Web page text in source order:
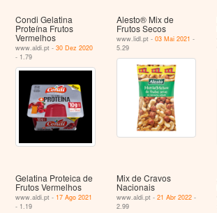
Condi Gelatina
Proteína Frutos
Vermelhos
www.aldi.pt -30 Dez 2020
- 1.79
Alesto® Mix de
Frutos Secos
www.lidl.pt - 03 Mai 2021 -
5.29
Gelatina Proteica de
Frutos Vermelhos
www.aldi.pt - 17 Ago 2021
- 1.19
Mix de Cravos
Nacionais
www.aldi.pt - 21 Abr 2022-
2.99